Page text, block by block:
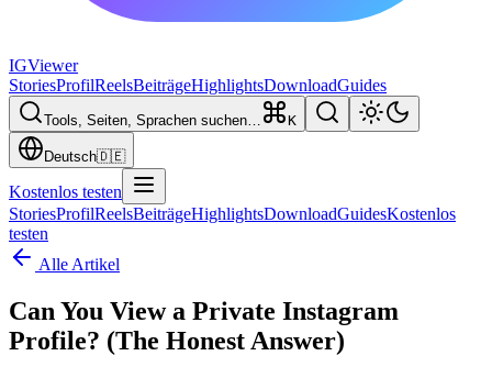
IGViewer
StoriesProfilReelsBeiträgeHighlightsDownloadGuides
Tools, Seiten, Sprachen suchen… K
Deutsch🇩🇪
Kostenlos testen
StoriesProfilReelsBeiträgeHighlightsDownloadGuidesKostenlos
testen
Alle Artikel
Can You View a Private Instagram
Profile? (The Honest Answer)